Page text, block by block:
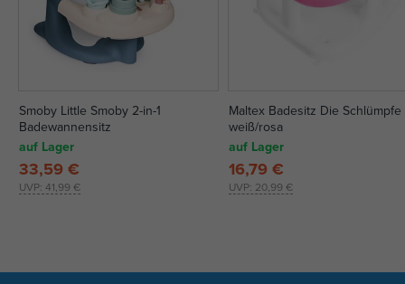
Smoby Little Smoby 2-in-1
Badewannensitz
auf Lager
UVP: 41,99 €
33,59 €
Maltex Badesitz Die Schlümpfe
weiß/rosa
auf Lager
UVP: 20,99 €
16,79 €